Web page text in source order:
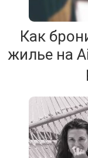
Как
жилье на